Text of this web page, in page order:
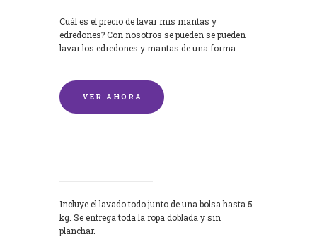
Cuál es el precio de lavar mis mantas y
edredones? Con nosotros se pueden se pueden
lavar los edredones y mantas de una forma
VER AHORA
Incluye el lavado todo junto de una bolsa hasta 5
kg. Se entrega toda la ropa doblada y sin
planchar.